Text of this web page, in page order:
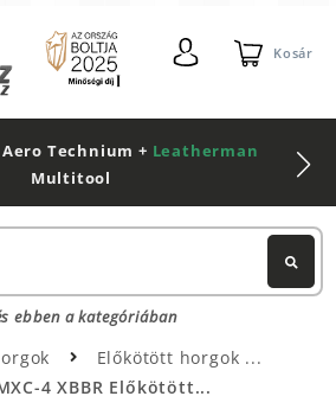
Kosár
Technium + Leatherman
Multitool
ebben a kategóriában
Előkötött horgok
4 XBBR Előkötött...